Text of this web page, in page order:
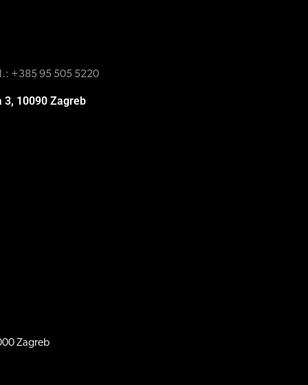
+385 95 505 5220
3, 10090 Zagreb
Zagreb